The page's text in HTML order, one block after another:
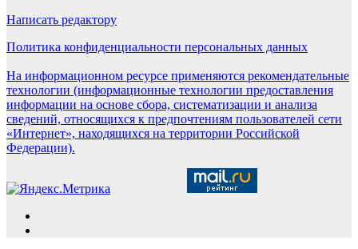
Написать редактору
Политика конфиденциальности персональных данных
На информационном ресурсе применяются рекомендательные
технологии (информационные технологии предоставления
информации на основе сбора, систематизации и анализа
сведений, относящихся к предпочтениям пользователей сети
«Интернет», находящихся на территории Российской
Федерации).